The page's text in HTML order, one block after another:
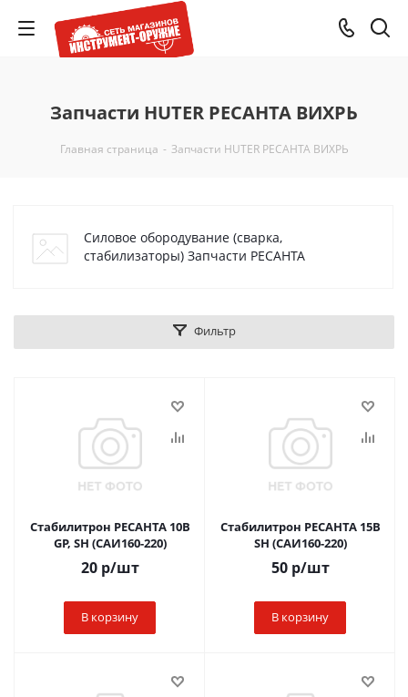
Запчасти HUTER РЕСАНТА ВИХРЬ
Главная страница - Запчасти HUTER РЕСАНТА ВИХРЬ
Силовое обородувание (сварка,
стабилизаторы) Запчасти РЕСАНТА
Фильтр
Стабилитрон РЕСАНТА 10B
GP, SH (САИ160-220)
20р/шт
В корзину
Стабилитрон РЕСАНТА 15B
SH (САИ160-220)
50р/шт
В корзину